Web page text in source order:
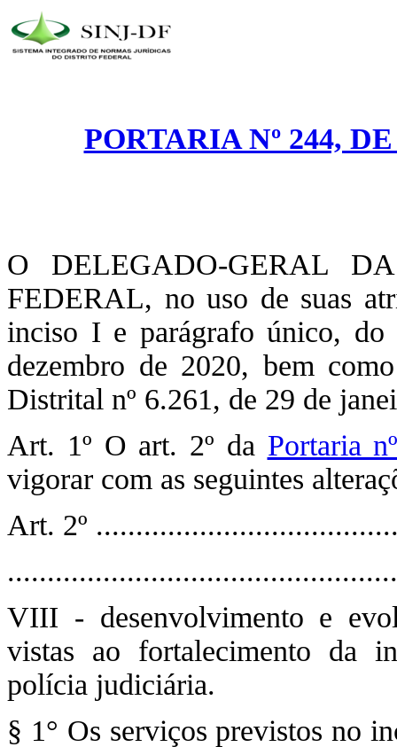
PORTARIA Nº 244,
O DELEGADO-GERAL
FEDERAL, no uso de suas
inciso I e parágrafo único, do
dezembro de 2020, bem
Distrital nº 6.261, de 29 de
Art. 1º O art. 2º da Portaria
vigorar com as seguintes
Art. 2º
VIII - desenvolvimento e
vistas ao fortalecimento da
polícia judiciária.
§ 1° Os serviços previstos no